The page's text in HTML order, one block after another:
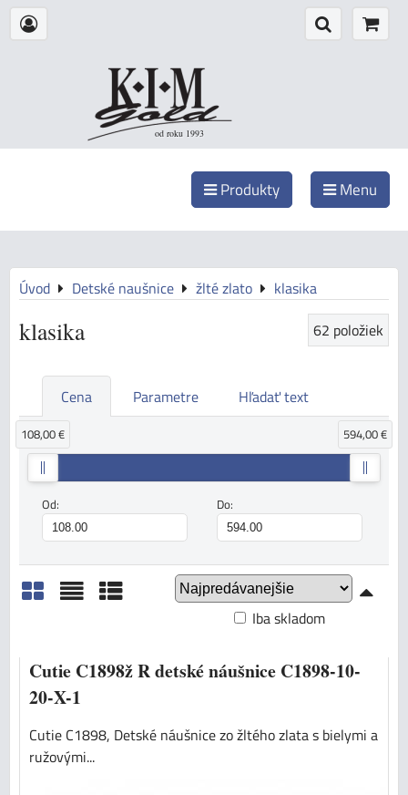
od roku 1993
Produkty Menu
Úvod Detské naušnice žlté zlato klasika
klasika 62 položiek
Cena Parametre Hľadať text
Od: Do:
108,00 € 594,00 €
Iba skladom
Cutie C1898ž R detské náušnice C1898-10-
20-X-1
Cutie C1898, Detské náušnice zo žltého zlata s bielymi a
ružovými...